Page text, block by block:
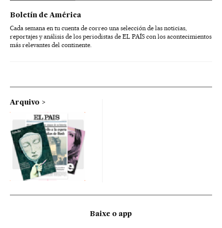
Boletín de América
Cada semana en tu cuenta de correo una selección de las noticias,
reportajes y análisis de los periodistas de EL PAÍS con los acontecimientos
más relevantes del continente.
Arquivo
Baixe o app